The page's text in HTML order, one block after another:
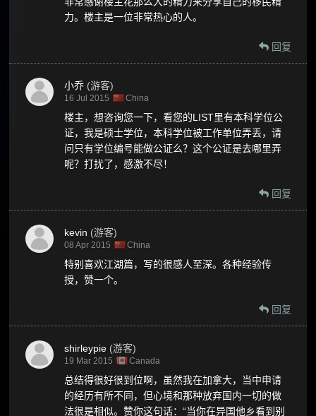
力。楼主是一位非常热心的人。
回复
小乔 (游客)
16 Jul 2015 China
楼主，想咨询您一下，看您的LIST里有本科学位公
证，我是硕士学位，本科学位被工作单位弄丢，请
问只有学位编号能做公证么？这个公证是去哪里弄
呢？打扰了，感激不尽！
回复
kevin (游客)
08 Apr 2015 China
特别喜欢江湖篇，写的很感人至深。各种经验传
授，赞一个。
回复
shirleypie (游客)
19 Mar 2015 Canada
总结得很好很到位啊，虽然我在加拿大，当中申请
的经历有所不同，但心境和那种放弃国内一切的做
法很是相似。赞你这句话：“当你在异国他乡看到别